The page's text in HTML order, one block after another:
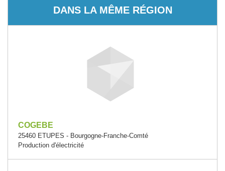
DANS LA MÊME RÉGION
COGEBE
25460 ETUPES - Bourgogne-Franche-Comté
Production d'électricité